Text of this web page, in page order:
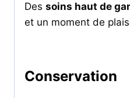
Des soins haut de
et un moment de
Conservation